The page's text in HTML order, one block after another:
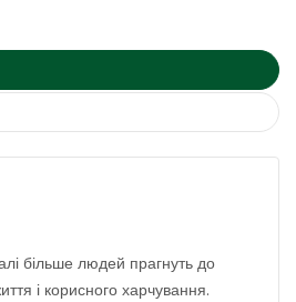
більше людей прагнуть до
і корисного харчування.